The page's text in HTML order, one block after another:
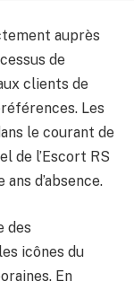
auprès
de
clients de
Les
le courant de
de l’Escort RS
d’absence.
des
icônes du
En